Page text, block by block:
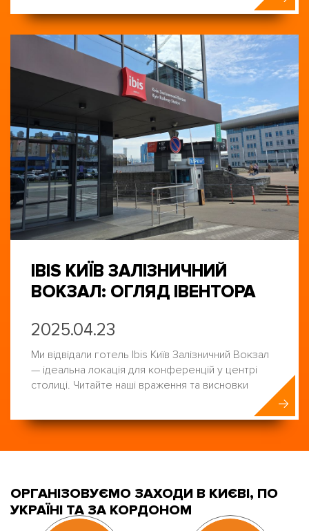
IBIS КИЇВ ЗАЛІЗНИЧНИЙ
ВОКЗАЛ: ОГЛЯД ІВЕНТОРА
2025.04.23
Ми відвідали готель Ibis Київ Залізничний Вокзал
— ідеальна локація для конференцій у центрі
столиці. Читайте наші враження та висновки
ОРГАНІЗОВУЄМО ЗАХОДИ В КИЄВІ, ПО
УКРАЇНІ ТА ЗА КОРДОНОМ